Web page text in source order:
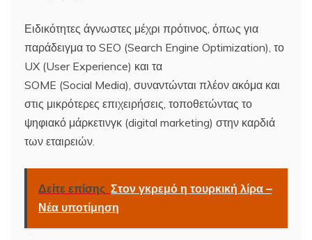
Ειδικότητες άγνωστες μέχρι πρότινος, όπως για
παράδειγμα το SEO (Search Engine Optimization), το
UX (User Experience) και τα
SOME (Social Media), συναντώνται πλέον ακόμα και
στις μικρότερες επιχειρήσεις, τοποθετώντας το
ψηφιακό μάρκετινγκ (digital marketing) στην καρδιά
των εταιρειών.
Δείτε επίσης Στον γκρεμό η τουρκική λίρα –
Νέα υποτίμηση